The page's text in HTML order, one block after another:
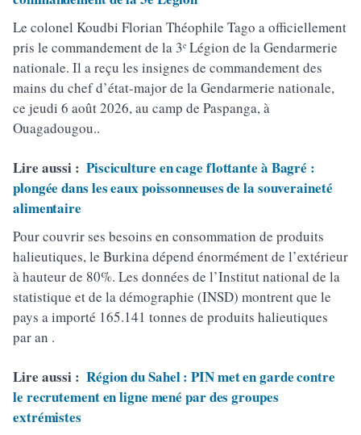
Le colonel Koudbi Florian Théophile Tago a officiellement
pris le commandement de la 3ᵉ Légion de la Gendarmerie
nationale. Il a reçu les insignes de commandement des
mains du chef d’état-major de la Gendarmerie nationale,
ce jeudi 6 août 2026, au camp de Paspanga, à
Ouagadougou..
Lire aussi : Pisciculture en cage flottante à Bagré :
plongée dans les eaux poissonneuses de la souveraineté
alimentaire
Pour couvrir ses besoins en consommation de produits
halieutiques, le Burkina dépend énormément de l’extérieur
à hauteur de 80%. Les données de l’Institut national de la
statistique et de la démographie (INSD) montrent que le
pays a importé 165.141 tonnes de produits halieutiques
par an .
Lire aussi : Région du Sahel : PIN met en garde contre
le recrutement en ligne mené par des groupes
extrémistes